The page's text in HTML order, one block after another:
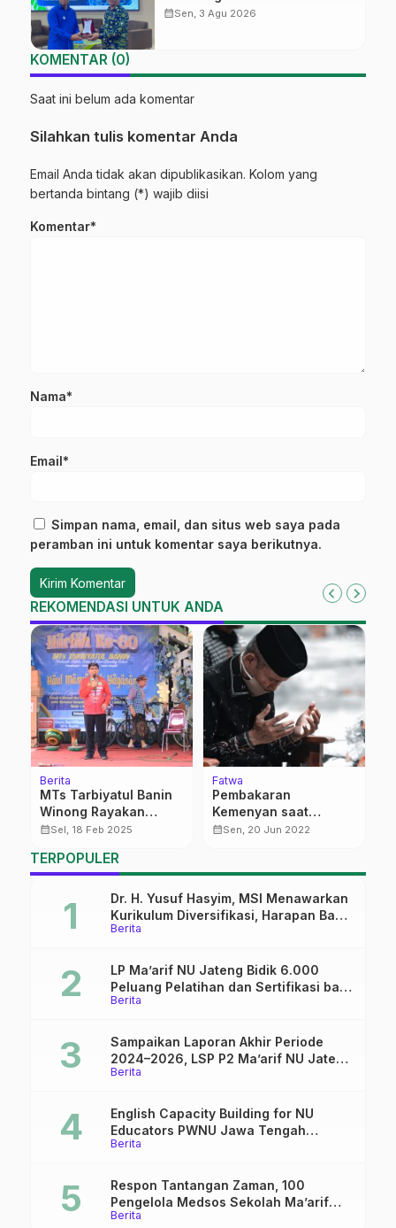
Sekolah Ma’arif Pekalongan
calendar_monthSen, 3 Agu 2026
KOMENTAR (0)
Saat ini belum ada komentar
Silahkan tulis komentar Anda
Email Anda tidak akan dipublikasikan. Kolom yang
bertanda bintang (*) wajib diisi
Komentar*
Nama*
Email*
Simpan nama, email, dan situs web saya pada
peramban ini untuk komentar saya berikutnya.
REKOMENDASI UNTUK ANDA
Berita
MTs Tarbiyatul Banin
Winong Rayakan
Harlah ke-60 Yayasan
calendar_monthSel, 18 Feb 2025
Fatwa
Pembakaran
Kemenyan saat
Manaqiban
calendar_monthSen, 20 Jun 2022
TERPOPULER
Berita
Dr. H. Yusuf Hasyim, MSI Menawarkan
Kurikulum Diversifikasi, Harapan Baru
dalam dunia pendidikan
Berita
LP Ma’arif NU Jateng Bidik 6.000
Peluang Pelatihan dan Sertifikasi bagi
Lulusan SMK
Berita
Sampaikan Laporan Akhir Periode
2024–2026, LSP P2 Ma’arif NU Jateng
Mantapkan Sinergi Link and Match
Berita
English Capacity Building for NU
Educators PWNU Jawa Tengah
Batch#4; Membuka Jalan Menuju
Berita
Respon Tantangan Zaman, 100
Pengelola Medsos Sekolah Ma’arif
Pekalongan Ikuti Pelatihan Literasi